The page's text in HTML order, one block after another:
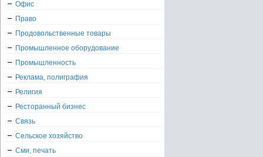
Офис
Право
Продовольственные товары
Промышленное оборудование
Промышленность
Реклама, полиграфия
Религия
Ресторанный бизнес
Связь
Сельское хозяйство
Сми, печать